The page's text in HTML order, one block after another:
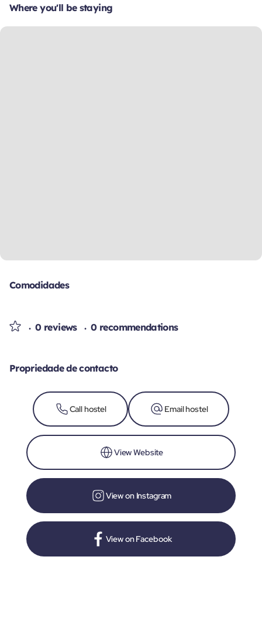
Where you'll be staying
Comodidades
0 reviews 0 recommendations
Propriedade de contacto
Call hostel Email hostel
View Website
View on Instagram
View on Facebook